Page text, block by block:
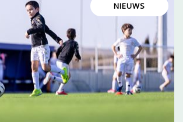
NIEUWS